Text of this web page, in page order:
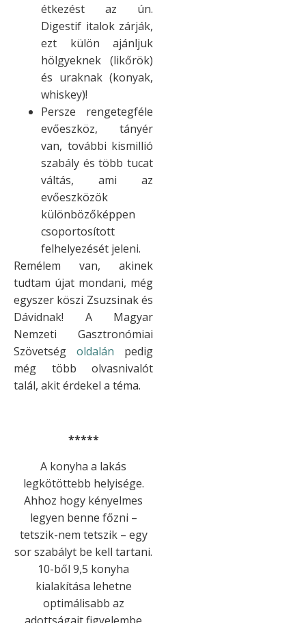
étkezést az ún.
Digestif italok zárják,
ezt külön ajánljuk
hölgyeknek (likőrök)
és uraknak (konyak,
whiskey)!
Persze rengetegféle
evőeszköz, tányér
van, további kismillió
szabály és több tucat
váltás, ami az
evőeszközök
különbözőképpen
csoportosított
felhelyezését jeleni.
Remélem van, akinek
tudtam újat mondani, még
egyszer köszi Zsuzsinak és
Dávidnak! A Magyar
Nemzeti Gasztronómiai
Szövetség oldalán pedig
még több olvasnivalót
talál, akit érdekel a téma.
*****
A konyha a lakás
legkötöttebb helyisége.
Ahhoz hogy kényelmes
legyen benne főzni –
tetszik-nem tetszik – egy
sor szabályt be kell tartani.
10-ből 9,5 konyha
kialakítása lehetne
optimálisabb az